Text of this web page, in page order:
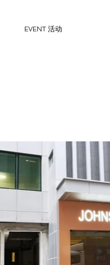
EVENT 活动